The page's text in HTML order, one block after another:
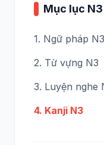
Mục lục N3
1. Ngữ pháp N3
2. Từ vựng N3
3. Luyện nghe
4. Kanji N3